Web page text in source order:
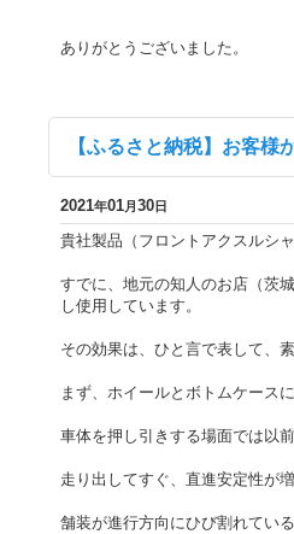
ありがとうございました。
【ふるさと納税】お客様
2021年01月30日
貴社製品（フロントアクスルシ
すでに、地元の知人のお店（茨
し使用しています。
その効果は、ひと言で表して、
まず、ホイールとボトムケース
車体を押し引きする場面では以
走り出してすぐ、直進安定性が
舗装が進行方向にひび割れてい